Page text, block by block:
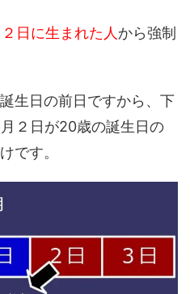
日に生まれた人 から強制
生日の前日ですから、下
２日が20歳の誕生日の
です。